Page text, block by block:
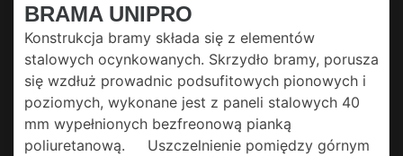
BRAMA UNIPRO
Konstrukcja bramy składa się z elementów
stalowych ocynkowanych. Skrzydło bramy, porusza
się wzdłuż prowadnic podsufitowych pionowych i
poziomych, wykonane jest z paneli stalowych 40
mm wypełnionych bezfreonową pianką
poliuretanową. Uszczelnienie pomiędzy górnym